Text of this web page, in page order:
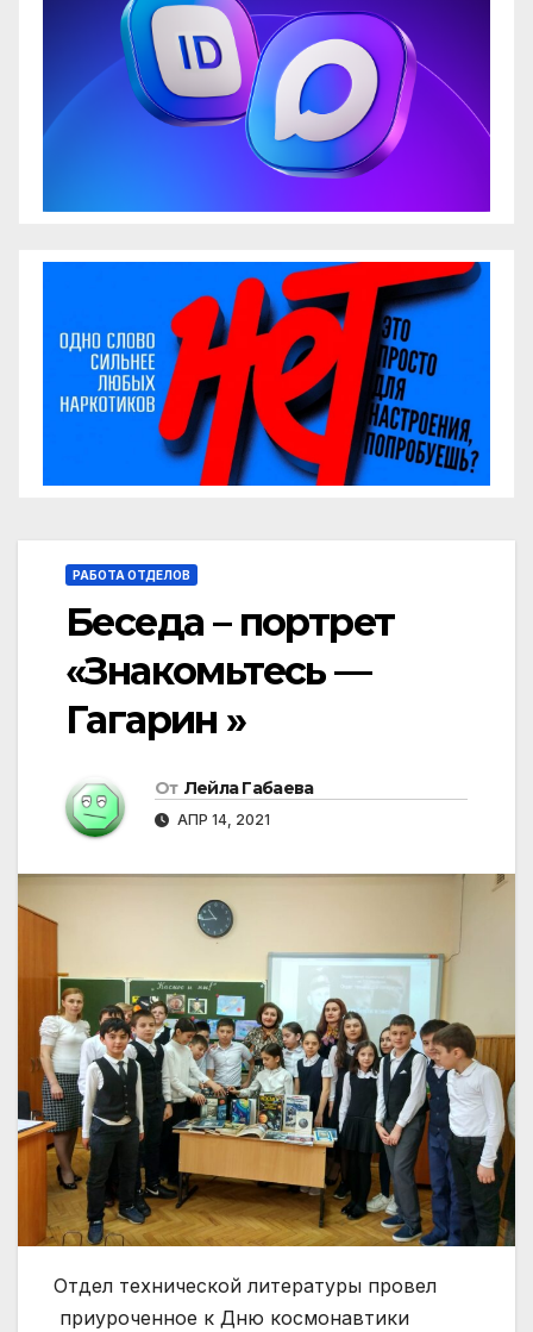
РАБОТА ОТДЕЛОВ
Беседа – портрет
«Знакомьтесь —
Гагарин »
От Лейла Габаева
АПР 14, 2021
Отдел технической литературы провел
приуроченное к Дню космонавтики